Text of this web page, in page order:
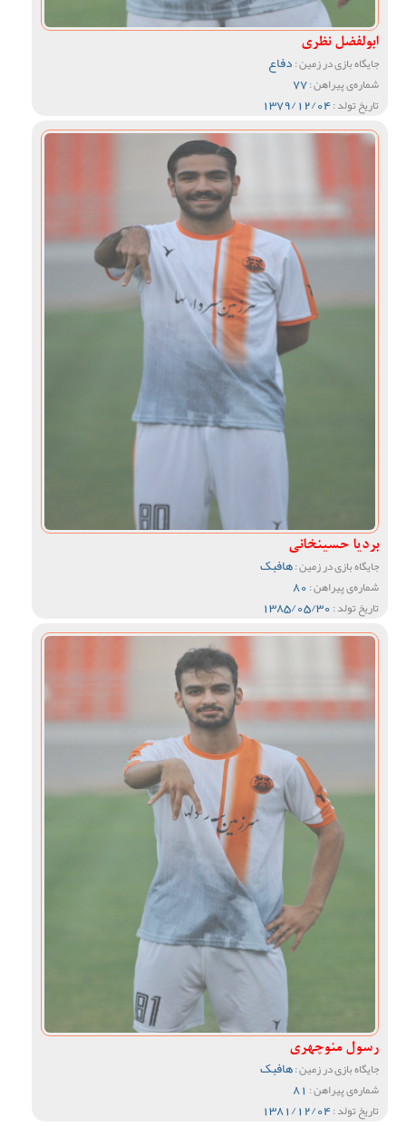
ابولفضل نظری
جایگاه بازی در زمین :دفاع
شماره‌ی پیراهن :77
تاریخ تولد :1379/12/04
بردیا حسینخانی
جایگاه بازی در زمین :هافبک
شماره‌ی پیراهن :80
تاریخ تولد :1385/05/30
رسول منوچهری
جایگاه بازی در زمین :هافبک
شماره‌ی پیراهن : 81
تاریخ تولد :1381/12/04